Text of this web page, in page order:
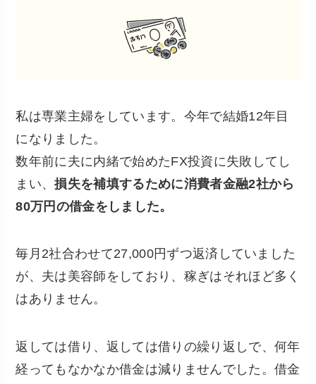
私は専業主婦をしています。今年で結婚12年目
になりました。
数年前に夫に内緒で始めたFX投資に失敗してし
まい、損失を補填するために消費者金融2社から
80万円の借金をしました。
毎月2社合わせて27,000円ずつ返済していました
が、夫は美容師をしており、稼ぎはそれほど多く
はありません。
返しては借り、返しては借りの繰り返しで、何年
経ってもなかなか借金は減りませんでした。借金